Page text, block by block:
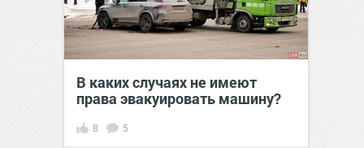
В каких случаях не имеют
права эвакуировать машину?
8 5